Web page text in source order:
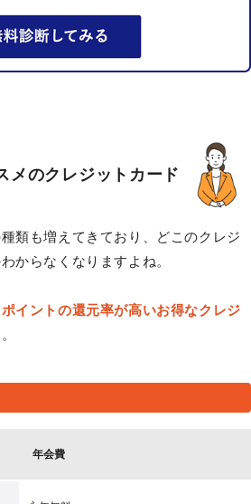
メのクレジットカード
類も増えてきており、どこのクレジ
からなくなりますよね。
ポイントの還元率が高いお得なクレジ
年会費